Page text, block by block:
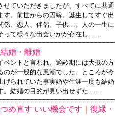
ていただきましたが、すべてに共通
。前世からの因縁。誕生してすぐ出
係、恋人、伴侶、子供…。人の一生に
って様々な出会いかが存在し……
結婚・離婚
ベントと言われ、適齢期には大抵の方
のが一般的な風潮でした。ところが今
げられていた事実婚や生涯一度も結婚
。結婚の目的が見い出せずた……
め直す いい機会です ｜復縁・